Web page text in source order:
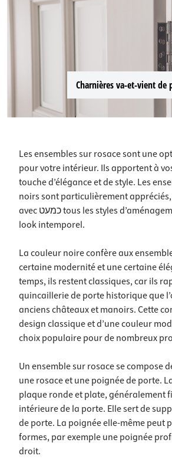
Charnières va-et-vient de
Les ensembles sur rosace sont une
pour votre intérieur. Ils apportent à
touche d’élégance et de style. Les
noirs sont particulièrement appréciés,
avec כמעט tous les styles d’aménagement et offrent un
look intemporel.
La couleur noire confère aux
certaine modernité et une certaine
temps, ils restent classiques, car ils
quincaillerie de porte historique que
anciens châteaux et manoirs. Cette
design classique et d’une couleur
choix populaire pour de nombreux
Un ensemble sur rosace se compose
une rosace et une poignée de porte.
plaque ronde et plate, généralement
intérieure de la porte. Elle sert de
de porte. La poignée elle-même peut
formes, par exemple une poignée
droit.